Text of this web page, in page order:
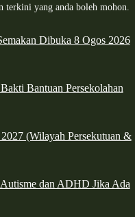
terkini yang anda boleh mohon.
Dibuka 8 Ogos 2026
Bantuan Persekolahan
(Wilayah Persekutuan &
dan ADHD Jika Ada